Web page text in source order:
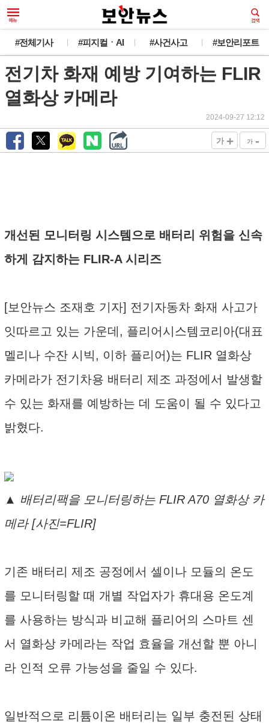
#전체기사 #피지컬ㆍAI #사건사고 #보안리포트
전기차 화재 예방 기여하는 FLIR
열화상 카메라
2024-09-27 12:12
가 + 가 -
개선된 모니터링 시스템으로 배터리 위험을 신속
하게 감지하는 FLIR-A 시리즈
[보안뉴스 조재호 기자] 전기자동차 화재 사고가
잇따르고 있는 가운데, 플리어시스템코리아(대표
멜리나 수잔 시빅, 이하 플리어)는 FLIR 열화상
카메라가 전기차용 배터리 제조 과정에서 발생할
수 있는 화재를 예방하는 데 도움이 될 수 있다고
밝혔다.
▲ 배터리팩을 모니터링하는 FLIR A70 열화상 카
메라 [사진=FLIR]
기존 배터리 제조 공정에서 셀이나 모듈의 온도
를 모니터링할 때 개별 작업자가 휴대용 온도계
를 사용하는 방식과 비교해 플리어의 스마트 센
서 열화상 카메라는 작업 효율을 개선할 뿐 아니
라 인적 오류 가능성을 줄일 수 있다.
일반적으로 리튬이온 배터리는 일부 충전된 상태